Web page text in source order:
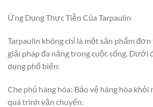
Ứng Dụng Thực Tiễn Của Tarpaulin
Tarpaulin không chỉ là một sản phẩm đơn
giải pháp đa năng trong cuộc sống. Dưới
dụng phổ biến:
Che phủ hàng hóa: Bảo vệ hàng hóa khỏi
quá trình vận chuyển.